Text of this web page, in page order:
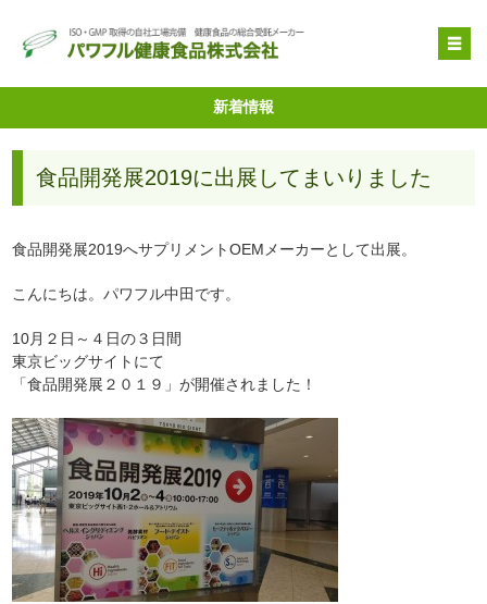
OEM受託製造
原料提供
品質管理・取得特許
新着情報
食品開発展2019に出展してまいりました
食品開発展2019へサプリメントOEMメーカーとして出展。
こんにちは。パワフル中田です。
10月２日～４日の３日間
東京ビッグサイトにて
「食品開発展２０１９」が開催されました！